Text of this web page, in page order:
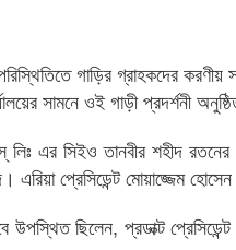
গাড়ির গ্রাহকদের
সামনে ওই গাড়ী প্রদর্শনী
লিঃ এর সিইও তানবীর শহীদ
প্রেসিডেন্ট মোয়াজ্জেম হোসেন
উপস্থিত ছিলেন, প্রডাক্ট